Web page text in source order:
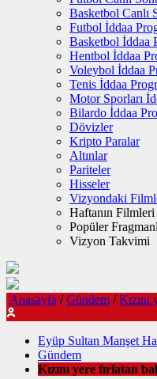
Basketbol Canlı
Futbol İddaa
Basketbol İddaa
Hentbol İddaa
Voleybol İddaa
Tenis İddaa
Motor Sporları
Bilardo İddaa
Dövizler
Kripto Paralar
Altınlar
Pariteler
Hisseler
Vizyondaki
Haftanın Filmleri
Popüler
Vizyon Takvimi
Anasayfa / Gündem /
Eyüp Sultan Manşet
Gündem
Kızını yere fırlatan